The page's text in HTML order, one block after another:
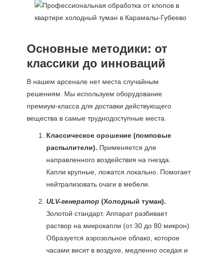
Основные методики: от
классики до инноваций
В нашем арсенале нет места случайным
решениям. Мы используем оборудование
премиум-класса для доставки действующего
вещества в самые труднодоступные места.
Классическое орошение (помповые
распылители). Применяется для
направленного воздействия на гнезда.
Капли крупные, ложатся локально. Помогает
нейтрализовать очаги в мебели.
ULV-генератор (Холодный туман).
Золотой стандарт. Аппарат разбивает
раствор на микрокапли (от 30 до 80 микрон).
Образуется аэрозольное облако, которое
часами висит в воздухе, медленно оседая и